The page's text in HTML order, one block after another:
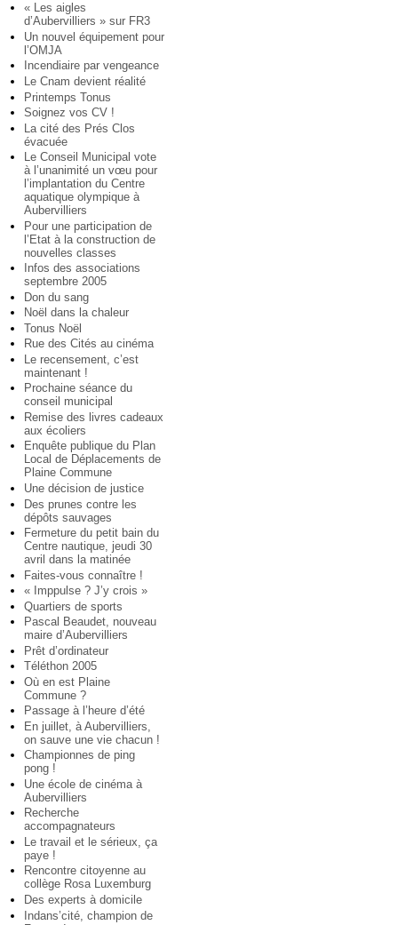
« Les aigles
d’Aubervilliers » sur FR3
Un nouvel équipement pour
l’OMJA
Incendiaire par vengeance
Le Cnam devient réalité
Printemps Tonus
Soignez vos CV !
La cité des Prés Clos
évacuée
Le Conseil Municipal vote
à l’unanimité un vœu pour
l’implantation du Centre
aquatique olympique à
Aubervilliers
Pour une participation de
l’Etat à la construction de
nouvelles classes
Infos des associations
septembre 2005
Don du sang
Noël dans la chaleur
Tonus Noël
Rue des Cités au cinéma
Le recensement, c’est
maintenant !
Prochaine séance du
conseil municipal
Remise des livres cadeaux
aux écoliers
Enquête publique du Plan
Local de Déplacements de
Plaine Commune
Une décision de justice
Des prunes contre les
dépôts sauvages
Fermeture du petit bain du
Centre nautique, jeudi 30
avril dans la matinée
Faites-vous connaître !
« Imppulse ? J’y crois »
Quartiers de sports
Pascal Beaudet, nouveau
maire d’Aubervilliers
Prêt d’ordinateur
Téléthon 2005
Où en est Plaine
Commune ?
Passage à l’heure d’été
En juillet, à Aubervilliers,
on sauve une vie chacun !
Championnes de ping
pong !
Une école de cinéma à
Aubervilliers
Recherche
accompagnateurs
Le travail et le sérieux, ça
paye !
Rencontre citoyenne au
collège Rosa Luxemburg
Des experts à domicile
Indans’cité, champion de